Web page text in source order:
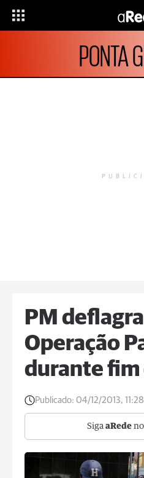
PONTA
PM
Operação
durante fim
Publicado: 04/12/2013, 11:28
Siga aRede